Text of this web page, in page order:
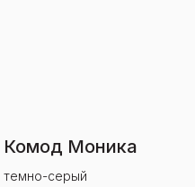
Комод Моника
темно-серый